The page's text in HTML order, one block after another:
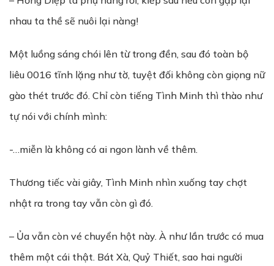
nhau ta thề sẽ nuôi lại nàng!
Một luồng sáng chói lên từ trong đền, sau đó toàn bộ
liêu 0016 tĩnh lặng như tờ, tuyệt đối không còn giọng nữ
gào thét trước đó. Chỉ còn tiếng Tình Minh thì thào như
tự nói với chính mình:
-…miễn là không có ai ngon lành về thêm.
Thương tiếc vài giây, Tình Minh nhìn xuống tay chợt
nhật ra trong tay vẫn còn gì đó.
– Ủa vẫn còn vé chuyển hột này. À như lần trước có mua
thêm một cái thật. Bát Xà, Quỷ Thiết, sao hai người